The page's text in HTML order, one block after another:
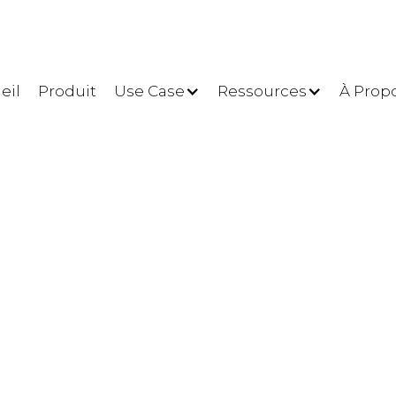
Produit Use Case Ressources À